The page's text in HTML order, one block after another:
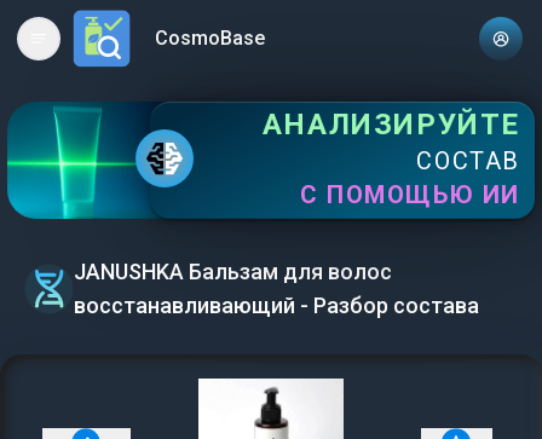
Open main menuCosmoBase
АНАЛИЗИРУЙТЕ
СОСТАВ
С ПОМОЩЬЮ ИИ
JANUSHKA Бальзам для волос
восстанавливающий - Разбор состава